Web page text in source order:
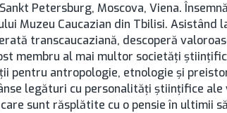
Petersburg, Moscova, Viena.
Muzeu Caucazian din Tbilisi. Asistând
transcaucaziană, descoperă
membru al mai multor societăţi
pentru antropologie, etnologie şi
legături cu personalităţi ştiinţifice ale
sunt răsplătite cu o pensie în ultimii